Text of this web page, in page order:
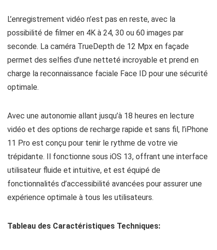
L’enregistrement vidéo n’est pas en reste, avec la
possibilité de filmer en 4K à 24, 30 ou 60 images par
seconde. La caméra TrueDepth de 12 Mpx en façade
permet des selfies d’une netteté incroyable et prend en
charge la reconnaissance faciale Face ID pour une sécurité
optimale.
Avec une autonomie allant jusqu’à 18 heures en lecture
vidéo et des options de recharge rapide et sans fil, l’iPhone
11 Pro est conçu pour tenir le rythme de votre vie
trépidante. Il fonctionne sous iOS 13, offrant une interface
utilisateur fluide et intuitive, et est équipé de
fonctionnalités d’accessibilité avancées pour assurer une
expérience optimale à tous les utilisateurs.
Tableau des Caractéristiques Techniques: